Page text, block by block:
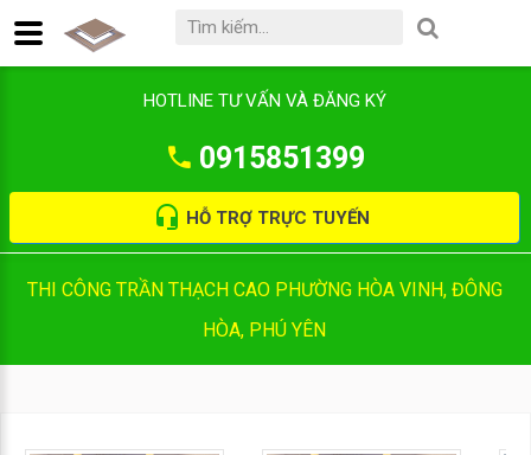
HOTLINE TƯ VẤN VÀ ĐĂNG KÝ
0915851399
HỖ TRỢ TRỰC TUYẾN
THI CÔNG TRẦN THẠCH CAO PHƯỜNG HÒA VINH, ĐÔNG
HÒA, PHÚ YÊN